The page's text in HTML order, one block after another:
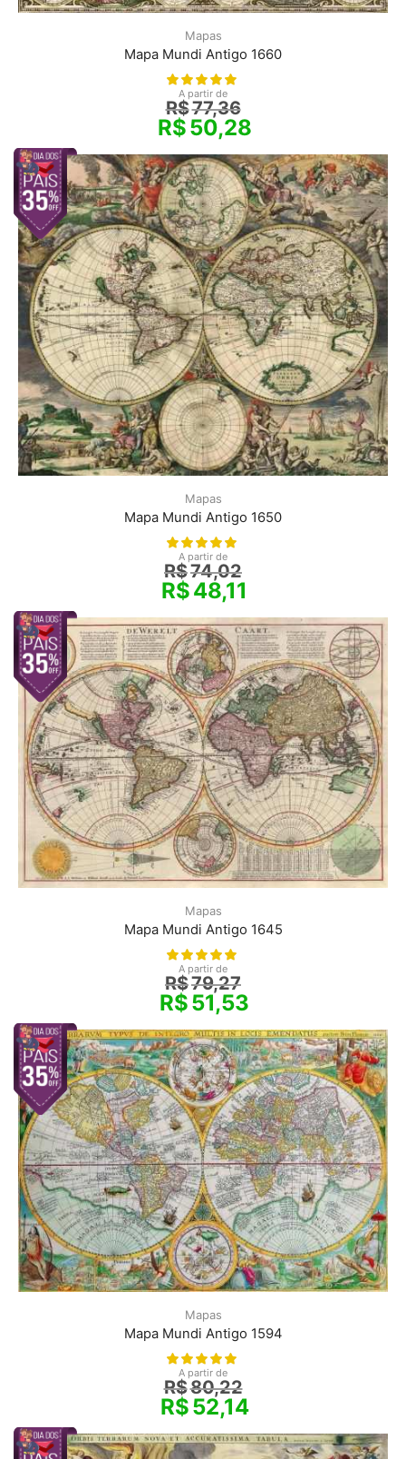
Mapas
Mapa Mundi Antigo 1660
A partir de
R$77,36
R$50,28
Mapas
Mapa Mundi Antigo 1650
A partir de
R$74,02
R$48,11
Mapas
Mapa Mundi Antigo 1645
A partir de
R$79,27
R$51,53
Mapas
Mapa Mundi Antigo 1594
A partir de
R$80,22
R$52,14